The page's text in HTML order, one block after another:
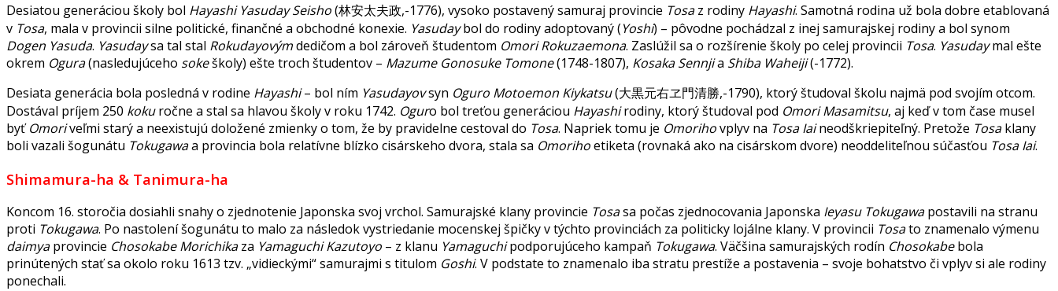
Desiatou generáciou školy bol Hayashi Yasuday Seisho(林安太夫政,-1776), vysoko postavený samuraj provincie Tosaz rodiny Hayashi. Samotná rodina už bola dobre etablovaná
v Tosa, mala v provincii silne politické, finančné a obchodné konexie. Yasudaybol do rodiny adoptovaný (Yoshi) – pôvodne pochádzal z inej samurajskej rodiny a bol synom
Dogen Yasuda. Yasudaysa tal stal Rokudayovýmdedičom a bol zároveň študentom Omori Rokuzaemona. Zaslúžil sa o rozšírenie školy po celej provincii Tosa. Yasudaymal ešte
okrem Ogura(nasledujúceho sokeškoly) ešte troch študentov – Mazume Gonosuke Tomone(1748-1807), Kosaka Sennjia Shiba Waheiji(-1772).
Desiata generácia bola posledná v rodine Hayashi– bol ním Yasudayovsyn Oguro Motoemon Kiykatsu(大黒元右ヱ門清勝,-1790), ktorý študoval školu najmä pod svojím otcom.
Dostával príjem 250 kokuročne a stal sa hlavou školy v roku 1742. Oguro bol treťou generáciou Hayashirodiny, ktorý študoval pod Omori Masamitsu, aj keď v tom čase musel
byťOmoriveľmi starý a neexistujú doložené zmienky o tom, že by pravidelne cestoval do Tosa. Napriek tomu je Omorihovplyv na Tosa Iaineodškriepiteľný. Pretože Tosaklany
boli vazali šogunátu Tokugawaa provincia bola relatívne blízko cisárskeho dvora, stala sa Omorihoetiketa (rovnaká ako na cisárskom dvore) neoddeliteľnou súčasťou Tosa Iai.
Shimamura-ha & Tanimura-ha
Koncom 16. storočia dosiahli snahy o zjednotenie Japonska svoj vrchol. Samurajské klany provincie Tosasa počas zjednocovania Japonska Ieyasu Tokugawapostavili na stranu
proti Tokugawa. Po nastolení šogunátu to malo za následok vystriedanie mocenskej špičky v týchto provinciách za politicky lojálne klany. V provincii Tosato znamenalo výmenu
daimyaprovincie Chosokabe Morichikaza Yamaguchi Kazutoyo – z klanu Yamaguchipodporujúceho kampaň Tokugawa. Väčšina samurajských rodín Chosokabebola
prinútených stať sa okolo roku 1613 tzv. „vidieckými“ samurajmi s titulom Goshi. V podstate to znamenalo iba stratu prestíže a postavenia – svoje bohatstvo či vplyv si ale rodiny
ponechali.